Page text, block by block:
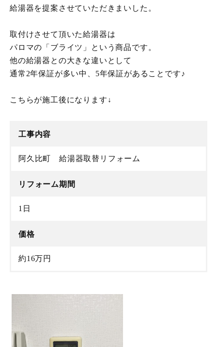
給湯器を提案させていただきまいした。
取付けさせて頂いた給湯器は
パロマの「ブライツ」という商品です。
他の給湯器との大きな違いとして
通常2年保証が多い中、5年保証があることです♪
こちらが施工後になります↓
工事内容
阿久比町 給湯器取替リフォーム
リフォーム期間
1日
価格
約16万円